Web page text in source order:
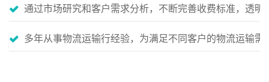
通过市场研究和客户需求分析，不断完善收费标准，透明
多年从事物流运输行经验，为满足不同客户的物流运输